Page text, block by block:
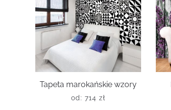
Tapeta marokańskie wzory
od: 714 zł